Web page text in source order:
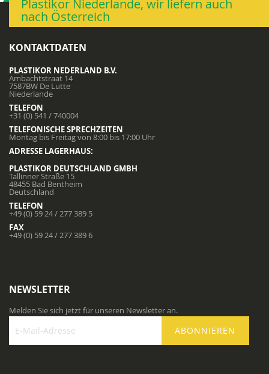
Plastikor Niederlande, wir liefern auch
nach Österreich
KONTAKTDATEN
PLASTIKOR NEDERLAND B.V.
Ambachtstraat 14
7587BW De Lutte
Niederlande
TELEFON
+31 (0) 541 / 740004
TELEFONISCHE SPRECHZEITEN
Montag bis Freitag von 8:00 bis 17:00 Uhr
ADRESSE LAGERHAUS:
PLASTIKOR DEUTSCHLAND GMBH
Tallinner Straße 15
48455 Bad Bentheim
Deutschland
TELEFON
+49 (0) 59 24 / 277 389 5
FAX
+49 (0) 59 24 / 277 389 6
NEWSLETTER
Melden Sie sich jetzt für unseren Newsletter an.
ABONNIEREN